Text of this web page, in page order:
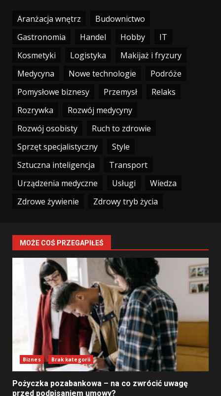
Aranżacja wnętrz
Budownictwo
Gastronomia
Handel Hobby
IT
Kosmetyki
Logistyka
Makijaż i fryzury
Medycyna
Nowe technologie
Podróże
Pomysłowe biznesy
Przemysł
Relaks
Rozrywka
Rozwój medycyny
Rozwój osobisty
Ruch to zdrowie
Sprzęt specjalistyczny
Style
Sztuczna inteligencja
Transport
Urządzenia medyczne
Usługi
Wiedza
Zdrowe żywienie
Zdrowy tryb życia
MOŻE COŚ PRZEGAPIŁEŚ
Biznes Brak kategorii
Pożyczka pozabankowa – na co zwrócić uwagę
przed podpisaniem umowy?